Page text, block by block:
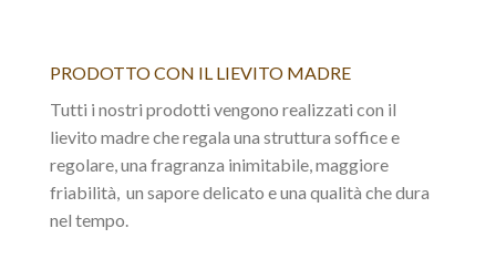
PRODOTTO CON IL LIEVITO MADRE
Tutti i nostri prodotti vengono realizzati con il
lievito madre che regala una struttura soffice e
regolare, una fragranza inimitabile, maggiore
friabilità, un sapore delicato e una qualità che dura
nel tempo.